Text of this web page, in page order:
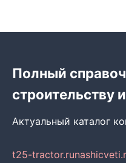
Полный
строительству
Актуальный каталог
t25-tractor.ru